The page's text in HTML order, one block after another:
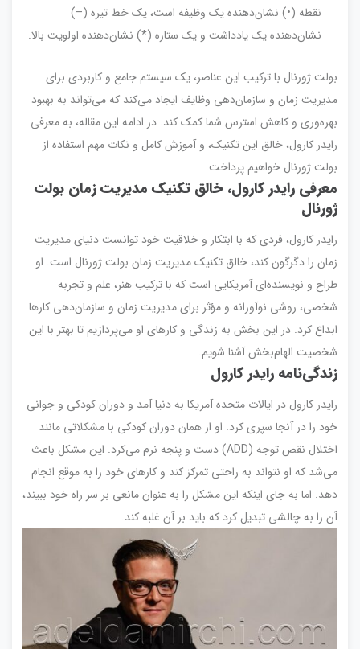
نقطه (•) نشان‌دهنده یک وظیفه است، یک خط تیره (–)
نشان‌دهنده یک یادداشت و یک ستاره (*) نشان‌دهنده اولویت بالا.
بولت ژورنال با ترکیب این عناصر، یک سیستم جامع و کاربردی برای
مدیریت زمان و سازمان‌دهی وظایف ایجاد می‌کند که می‌تواند به بهبود
بهره‌وری و کاهش استرس شما کمک کند. در ادامه این مقاله، به معرفی
رایدر کارول، خالق این تکنیک، و آموزش کامل و نکات مهم استفاده از
بولت ژورنال خواهیم پرداخت.
معرفی رایدر کارول، خالق تکنیک مدیریت زمان بولت
ژورنال
رایدر کارول، فردی که با ابتکار و خلاقیت خود توانست دنیای مدیریت
زمان را دگرگون کند، خالق تکنیک مدیریت زمان بولت ژورنال است. او
طراح و نویسنده‌ای آمریکایی است که با ترکیب هنر، علم و تجربه
شخصی، روشی نوآورانه و مؤثر برای مدیریت زمان و سازمان‌دهی کارها
ابداع کرد. در این بخش به زندگی و کارهای او می‌پردازیم تا بهتر با این
شخصیت الهام‌بخش آشنا شویم.
زندگی‌نامه رایدر کارول
رایدر کارول در ایالات متحده آمریکا به دنیا آمد و دوران کودکی و جوانی
خود را در آنجا سپری کرد. او از همان دوران کودکی با مشکلاتی مانند
اختلال نقص توجه (ADD) دست و پنجه نرم می‌کرد. این مشکل باعث
می‌شد که او نتواند به راحتی تمرکز کند و کارهای خود را به موقع انجام
دهد. اما به جای اینکه این مشکل را به عنوان مانعی بر سر راه خود ببیند،
آن را به چالشی تبدیل کرد که باید بر آن غلبه کند.